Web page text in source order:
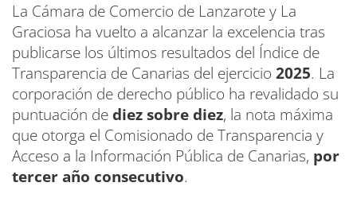
La Cámara de Comercio de Lanzarote y La
Graciosa ha vuelto a alcanzar la excelencia tras
publicarse los últimos resultados del Índice de
Transparencia de Canarias del ejercicio 2025. La
corporación de derecho público ha revalidado su
puntuación de diez sobre diez, la nota máxima
que otorga el Comisionado de Transparencia y
Acceso a la Información Pública de Canarias, por
tercer año consecutivo.